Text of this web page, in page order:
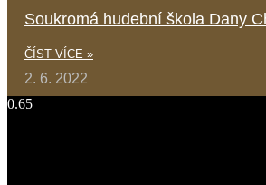
Soukromá hudební škola Dany
ČÍST VÍCE »
2. 6. 2022